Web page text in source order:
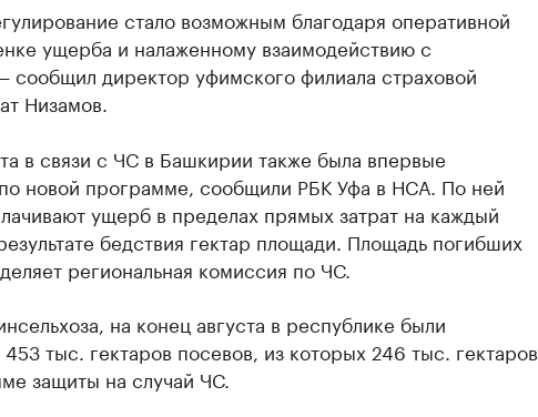
стало возможным благодаря оперативной
ущерба и налаженному взаимодействию с
сообщил директор уфимского филиала страховой
Низамов.
в связи с ЧС в Башкирии также была впервые
новой программе, сообщили РБК Уфа в НСА. По ней
ущерб в пределах прямых затрат на каждый
бедствия гектар площади. Площадь погибших
региональная комиссия по ЧС.
на конец августа в республике были
тыс. гектаров посевов, из которых 246 тыс. гектаров
защиты на случай ЧС.